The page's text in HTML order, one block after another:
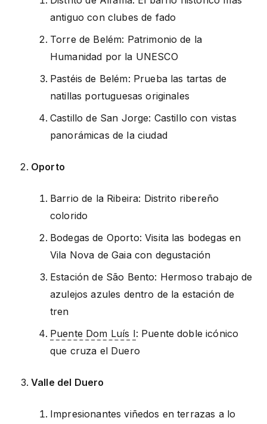
antiguo con clubes de fado
Torre de Belém: Patrimonio de la
Humanidad por la UNESCO
Pastéis de Belém: Prueba las tartas de
natillas portuguesas originales
Castillo de San Jorge: Castillo con vistas
panorámicas de la ciudad
Oporto
Barrio de la Ribeira: Distrito ribereño
colorido
Bodegas de Oporto: Visita las bodegas en
Vila Nova de Gaia con degustación
Estación de São Bento: Hermoso trabajo de
azulejos azules dentro de la estación de
tren
Puente Dom Luís I: Puente doble icónico
que cruza el Duero
Valle del Duero
Impresionantes viñedos en terrazas a lo